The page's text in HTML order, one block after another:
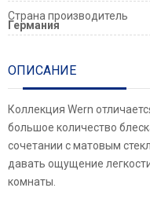
Страна производитель
Германия
ОПИСАНИЕ
Коллекция Wern
большое количество
сочетании с матовым
давать ощущение
комнаты.